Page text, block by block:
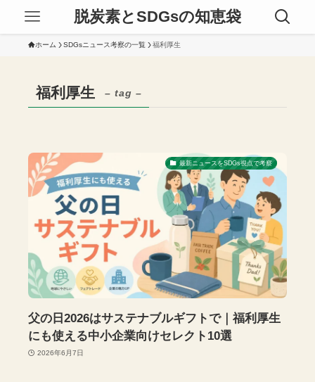
脱炭素とSDGsの知恵袋
ホーム SDGsニュース考察の一覧 福利厚生
福利厚生 – tag –
最新ニュースをSDGs視点で考察
父の日2026はサステナブルギフトで｜福利厚生
にも使える中小企業向けセレクト10選
2026年6月7日